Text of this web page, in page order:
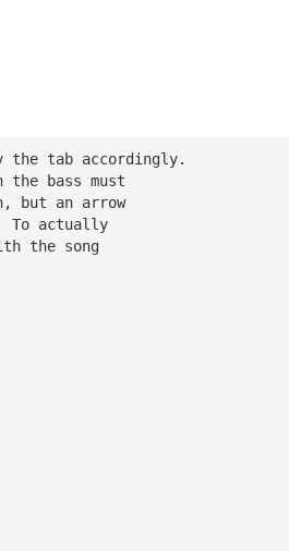
the tab accordingly.
the bass must
but an arrow
To actually
the song